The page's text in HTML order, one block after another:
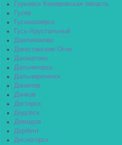
Гурьевск Кемеровская область
Гусев
Гусиноозёрск
Гусь-Хрустальный
Давлеканово
Дагестанские Огни
Далматово
Дальнегорск
Дальнереченск
Данилов
Данков
Дегтярск
Дедовск
Демидов
Дербент
Десногорск